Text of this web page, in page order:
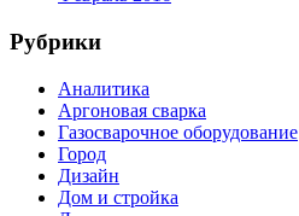
Рубрики
Аналитика
Аргоновая сварка
Газосварочное оборудование
Город
Дизайн
Дом и стройка